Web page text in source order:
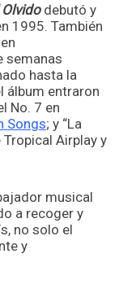
debutó y
1995. También
semanas
hasta la
álbum entraron
No. 7 en
Songs; y “La
Tropical Airplay y
musical
a recoger y
no solo el
y